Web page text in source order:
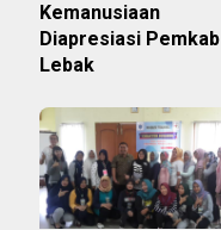
Kemanusiaan
Diapresiasi Pemkab
Lebak